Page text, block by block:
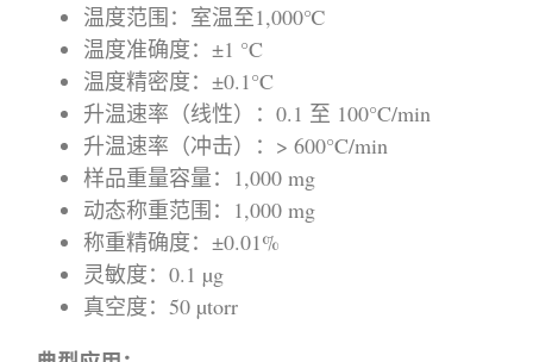
温度范围：室温至1,000℃
温度准确度：±1 °C
温度精密度：±0.1°C
升温速率（线性）：0.1 至 100°C/min
升温速率（冲击）：> 600°C/min
样品重量容量：1,000 mg
动态称重范围：1,000 mg
称重精确度：±0.01%
灵敏度：0.1 µg
真空度：50 µtorr